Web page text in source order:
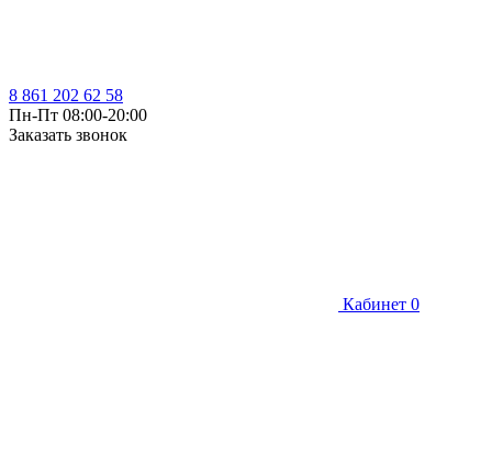
8 861 202 62 58
Пн-Пт 08:00-20:00
Заказать звонок
Кабинет 0